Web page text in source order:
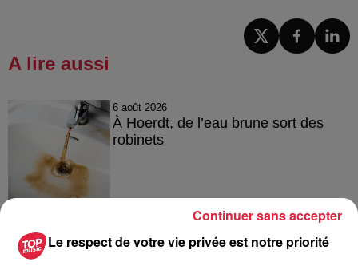
A lire aussi
6 août 2026
À Hoerdt, de l’eau brune sort des
robinets
Catherine Trautmann réagit
Le respect de votre vie privée est notre priorité
Continuer sans accepter